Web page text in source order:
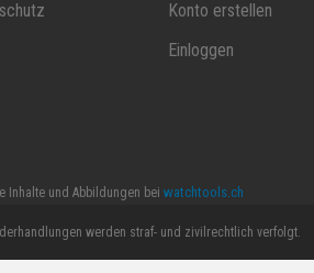
Konto erstellen
Einloggen
Inhalte und Abbildungen bei watchtools.ch
werden straf- und zivilrechtlich verfolgt.